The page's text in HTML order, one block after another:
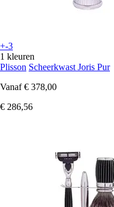
+-3
1 kleuren
Plisson Scheerkwast Joris Pur
Vanaf € 378,00
€ 286,56